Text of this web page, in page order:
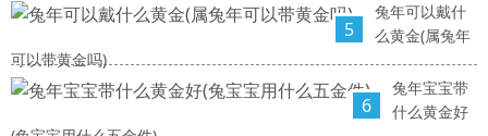
5
兔年可以戴什
么黄金(属兔年
可以带黄金吗)
6
兔年宝宝带
什么黄金好